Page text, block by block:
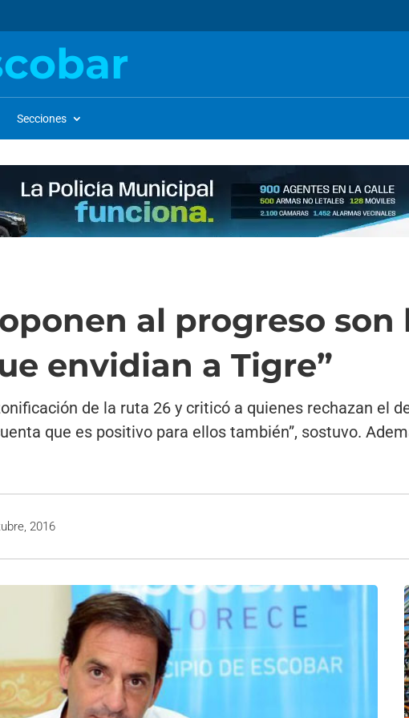
Secciones
al progreso son
envidian a Tigre”
de la ruta 26 y criticó a quienes rechazan el
que es positivo para ellos también”, sostuvo.
2016